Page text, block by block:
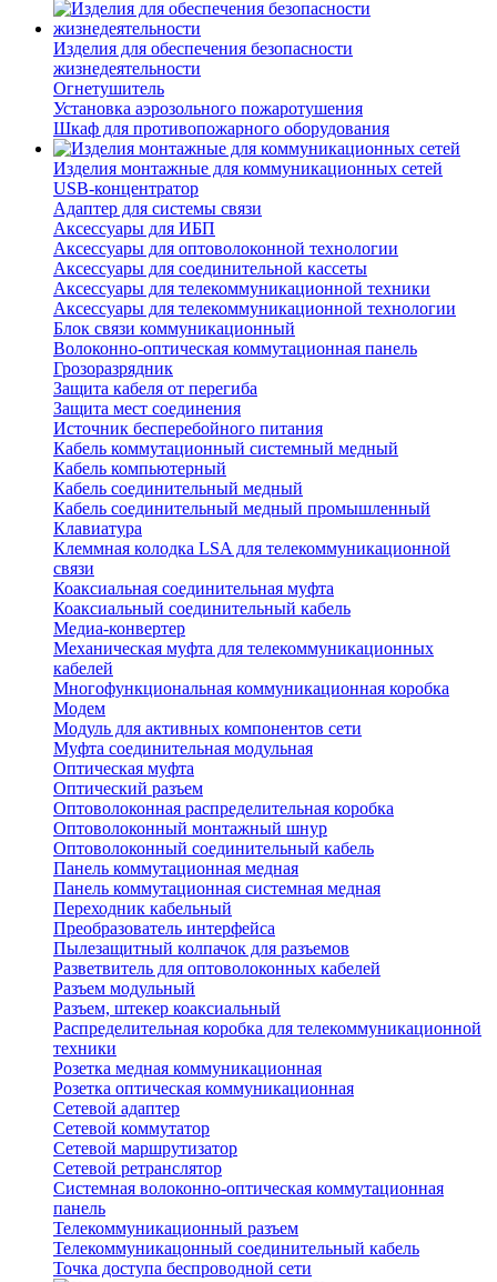
Изделия для обеспечения безопасности
жизнедеятельности
Огнетушитель
Установка аэрозольного пожаротушения
Шкаф для противопожарного оборудования
Изделия монтажные для коммуникационных сетей
USB-концентратор
Адаптер для системы связи
Аксессуары для ИБП
Аксессуары для оптоволоконной технологии
Аксессуары для соединительной кассеты
Аксессуары для телекоммуникационной техники
Аксессуары для телекоммуникационной технологии
Блок связи коммуникационный
Волоконно-оптическая коммутационная панель
Грозоразрядник
Защита кабеля от перегиба
Защита мест соединения
Источник бесперебойного питания
Кабель коммутационный системный медный
Кабель компьютерный
Кабель соединительный медный
Кабель соединительный медный промышленный
Клавиатура
Клеммная колодка LSA для телекоммуникационной
связи
Коаксиальная соединительная муфта
Коаксиальный соединительный кабель
Медиа-конвертер
Механическая муфта для телекоммуникационных
кабелей
Многофункциональная коммуникационная коробка
Модем
Модуль для активных компонентов сети
Муфта соединительная модульная
Оптическая муфта
Оптический разъем
Оптоволоконная распределительная коробка
Оптоволоконный монтажный шнур
Оптоволоконный соединительный кабель
Панель коммутационная медная
Панель коммутационная системная медная
Переходник кабельный
Преобразователь интерфейса
Пылезащитный колпачок для разъемов
Разветвитель для оптоволоконных кабелей
Разъем модульный
Разъем, штекер коаксиальный
Распределительная коробка для телекоммуникационной
техники
Розетка медная коммуникационная
Розетка оптическая коммуникационная
Сетевой адаптер
Сетевой коммутатор
Сетевой маршрутизатор
Сетевой ретранслятор
Системная волоконно-оптическая коммутационная
панель
Телекоммуникационный разъем
Телекоммуникацонный соединительный кабель
Точка доступа беспроводной сети